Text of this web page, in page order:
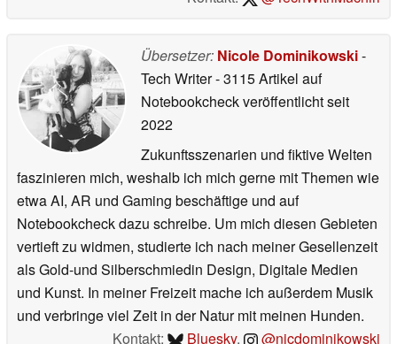
Übersetzer: Nicole Dominikowski-
Tech Writer- 3115 Artikel auf
Notebookcheck veröffentlichtseit
2022
Zukunftsszenarien und fiktive Welten
faszinieren mich, weshalb ich mich gerne mit Themen wie
etwa AI, AR und Gaming beschäftige und auf
Notebookcheck dazu schreibe. Um mich diesen Gebieten
vertieft zu widmen, studierte ich nach meiner Gesellenzeit
als Gold-und Silberschmiedin Design, Digitale Medien
und Kunst. In meiner Freizeit mache ich außerdem Musik
und verbringe viel Zeit in der Natur mit meinen Hunden.
Kontakt:
Bluesky, @nicdominikowski